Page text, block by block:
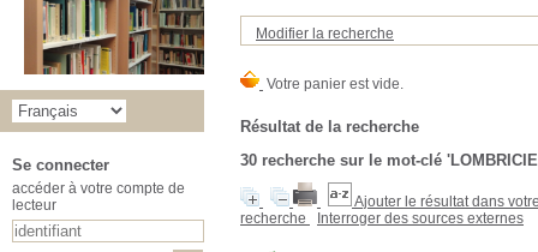
Modifier la recherche
Résultat de la recherche
30 recherche sur le mot-clé
Ajouter le résultat dans
recherche
Interroger des sources externes
Se connecter
accéder à votre compte de
lecteur